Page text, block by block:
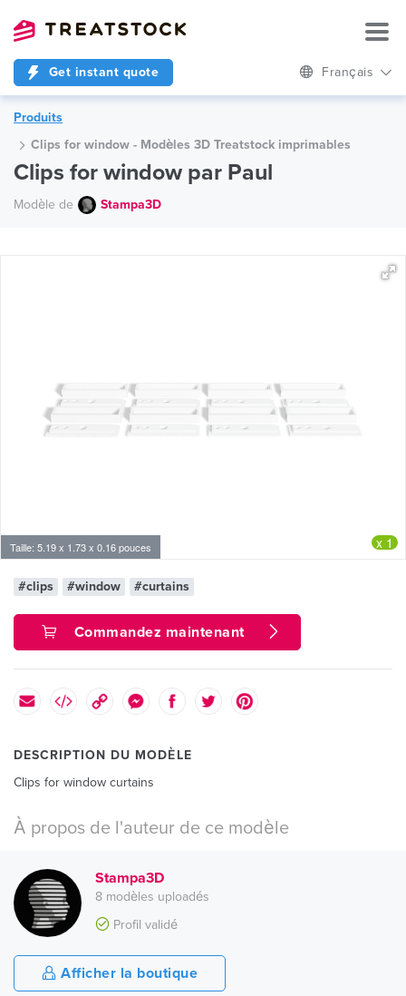
Get instant quote Français
Produits
Clips for window - Modèles 3D Treatstock imprimables
Clips for window par Paul
Modèle de Stampa3D
Taille: 5.19 x 1.73 x 0.16 pouces x 1
#clips #window #curtains
Commandez maintenant
DESCRIPTION DU MODÈLE
Clips for window curtains
À propos de l'auteur de ce modèle
Stampa3D
8 modèles uploadés
Profil validé
Afficher la boutique